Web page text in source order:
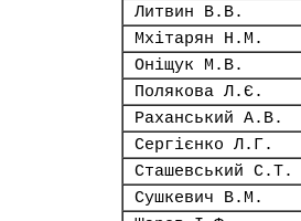
Литвин В.В.
Мхітарян Н.М.
Оніщук М.В.
Полякова Л.Є.
Раханський А.В.
Сергієнко Л.Г.
Сташевський С.Т.
Сушкевич В.М.